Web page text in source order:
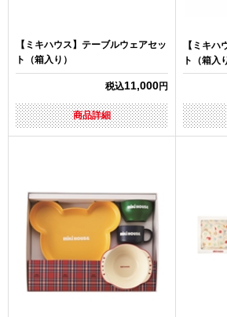
【ミキハウス】テーブルウェアセッ
ト（箱入り）
税込11,000円
商品詳細
【ミキハ
ト（箱入